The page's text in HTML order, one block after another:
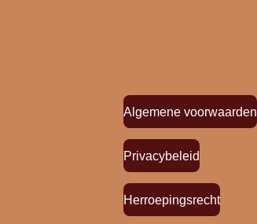
Algemene voorwaarden
Privacybeleid
Herroepingsrecht